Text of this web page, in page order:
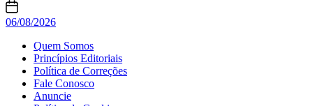
06/08/2026
Quem Somos
Princípios Editoriais
Política de Correções
Fale Conosco
Anuncie